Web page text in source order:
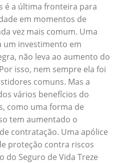
é a última fronteira para
em momentos de
vez mais comum. Uma
um investimento em
não leva ao aumento do
isso, nem sempre ela foi
comuns. Mas a
vários benefícios do
como uma forma de
tem aumentado o
contratação. Uma apólice
proteção contra riscos
do Seguro de Vida Treze